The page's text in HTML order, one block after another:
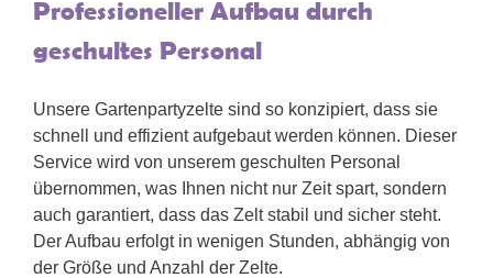
Professioneller Aufbau durch
geschultes Personal
Unsere Gartenpartyzelte sind so konzipiert, dass sie
schnell und effizient aufgebaut werden können. Dieser
Service wird von unserem geschulten Personal
übernommen, was Ihnen nicht nur Zeit spart, sondern
auch garantiert, dass das Zelt stabil und sicher steht.
Der Aufbau erfolgt in wenigen Stunden, abhängig von
der Größe und Anzahl der Zelte.